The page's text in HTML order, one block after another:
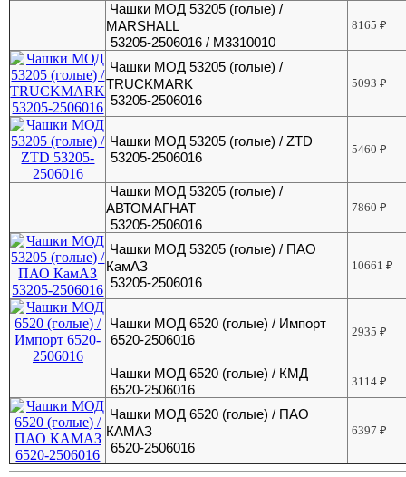
Чашки МОД 53205 (голые) /
MARSHALL
53205-2506016 / M3310010
8165₽
Чашки МОД 53205 (голые) /
TRUCKMARK
53205-2506016
5093₽
Чашки МОД 53205 (голые) / ZTD
53205-2506016
5460₽
Чашки МОД 53205 (голые) /
АВТОМАГНАТ
53205-2506016
7860₽
Чашки МОД 53205 (голые) / ПАО
КамАЗ
53205-2506016
10661₽
Чашки МОД 6520 (голые) / Импорт
6520-2506016
2935₽
Чашки МОД 6520 (голые) / КМД
6520-2506016
3114₽
Чашки МОД 6520 (голые) / ПАО
КАМАЗ
6520-2506016
6397₽